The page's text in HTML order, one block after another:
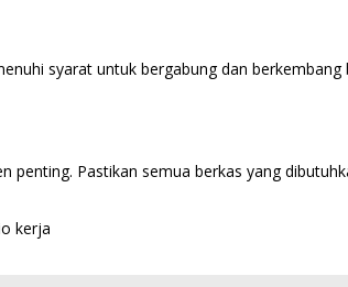
syarat untuk bergabung dan
Pastikan semua berkas yang
kerja